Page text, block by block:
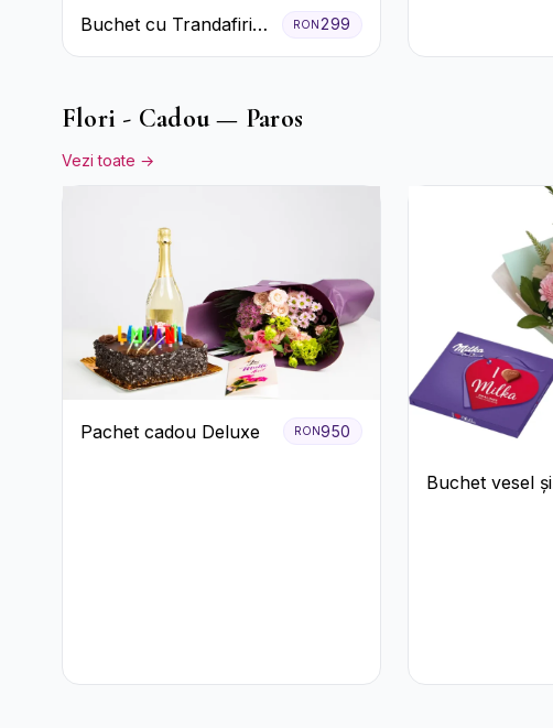
Buchet cu Trandafiri
Roșii și Garoafe Roz
RON299
Flori - Cadou — Paros
Vezi toate →
Pachet cadou Deluxe RON950
Buchet vesel și